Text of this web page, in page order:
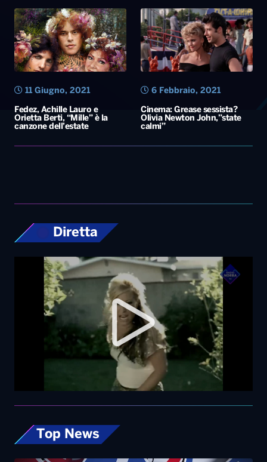
Fedez, Achille Lauro e
Orietta Berti, “Mille” è la
canzone dell’estate
11 Giugno, 2021
Cinema: Grease sessista?
Olivia Newton John,”state
calmi”
6 Febbraio, 2021
Diretta
Top News